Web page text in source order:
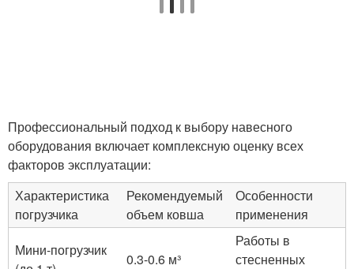
Профессиональный подход к выбору навесного
оборудования включает комплексную оценку всех
факторов эксплуатации:
Характеристика
погрузчика
Рекомендуемый
объем ковша
Особенности
применения
Мини-погрузчик
0.3-0.6 м³
Работы в
стесненных